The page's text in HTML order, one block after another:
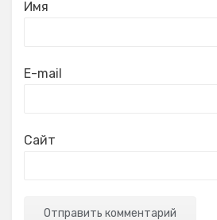
Имя
E-mail
Сайт